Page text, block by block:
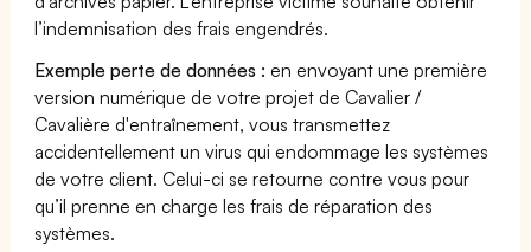
l’indemnisation des frais engendrés.
Exemple perte de données : en envoyant une première
version numérique de votre projet de Cavalier /
Cavalière d'entraînement, vous transmettez
accidentellement un virus qui endommage les systèmes
de votre client. Celui-ci se retourne contre vous pour
qu’il prenne en charge les frais de réparation des
systèmes.